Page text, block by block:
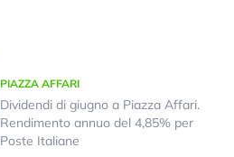
PIAZZA AFFARI
Dividendi di giugno a Piazza Affari.
Rendimento annuo del 4,85% per
Poste Italiane